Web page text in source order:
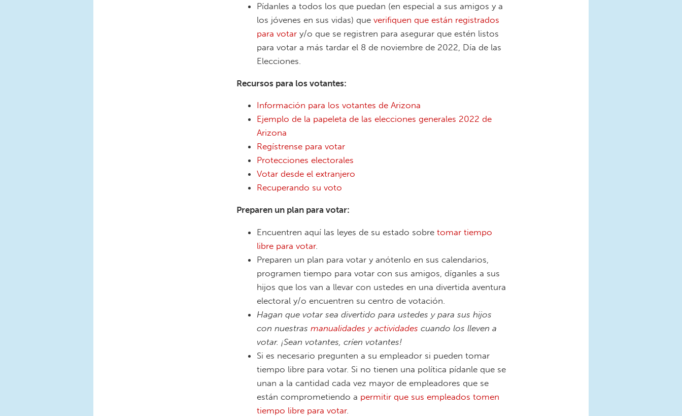
Pídanles a todos los que puedan (en especial a sus amigos y a
los jóvenes en sus vidas) que verifiquen que están registrados
para votar y/o que se registren para asegurar que estén listos
para votar a más tardar el 8 de noviembre de 2022, Día de las
Elecciones.
Recursos para los votantes:
Información para los votantes de Arizona
Ejemplo de la papeleta de las elecciones generales 2022 de
Arizona
Regístrense para votar
Protecciones electorales
Votar desde el extranjero
Recuperando su voto
Preparen un plan para votar:
Encuentren aquí las leyes de su estado sobre tomar tiempo
libre para votar.
Preparen un plan para votar y anótenlo en sus calendarios,
programen tiempo para votar con sus amigos, díganles a sus
hijos que los van a llevar con ustedes en una divertida aventura
electoral y/o encuentren su centro de votación.
Hagan que votar sea divertido para ustedes y para sus hijos
con nuestras manualidades y actividades cuando los lleven a
votar. ¡Sean votantes, críen votantes!
Si es necesario pregunten a su empleador si pueden tomar
tiempo libre para votar. Si no tienen una política pídanle que se
unan a la cantidad cada vez mayor de empleadores que se
están comprometiendo a permitir que sus empleados tomen
tiempo libre para votar.